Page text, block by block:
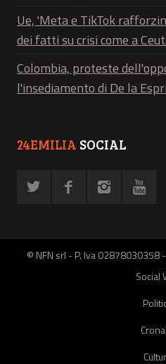
Ue, 'Meta e TikTok
dei fatti su crisi come a
Colombia, proteste
l'insediamento di De la
24EMILIA SOCIAL
© NFN srl - P. Iva 02878030358 -
Social